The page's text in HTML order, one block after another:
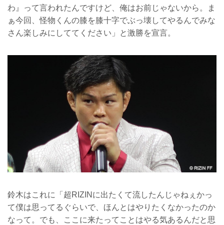
わ』って言われたんですけど、俺はお前じゃないから。ま
ぁ今回、怪物くんの膝を膝十字でぶっ壊してやるんでみな
さん楽しみにしててください」と激勝を宣言。
鈴木はこれに「超RIZINに出たくて流したんじゃねぇかっ
て僕は思ってるぐらいで、ほんとはやりたくなかったのか
なって。でも、ここに来たってことはやる気あるんだと思